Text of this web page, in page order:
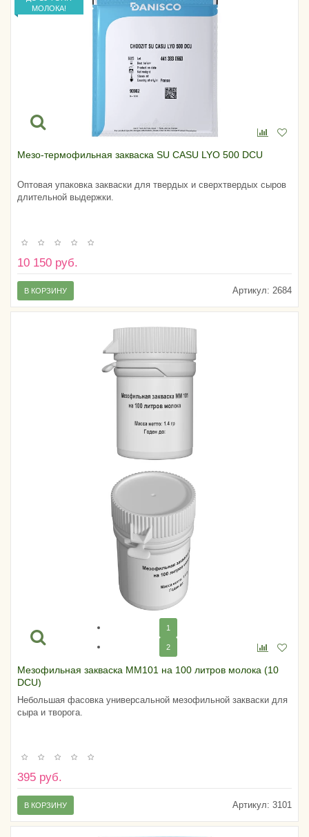
МОЛОКА!
Мезо-термофильная закваска SU CASU LYO 500 DCU
Оптовая упаковка закваски для твердых и сверхтвердых сыров
длительной выдержки.
10 150 руб.
Артикул: 2684
В КОРЗИНУ
1
2
Мезофильная закваска MM101 на 100 литров молока (10
DCU)
Небольшая фасовка универсальной мезофильной закваски для
сыра и творога.
395 руб.
Артикул: 3101
В КОРЗИНУ